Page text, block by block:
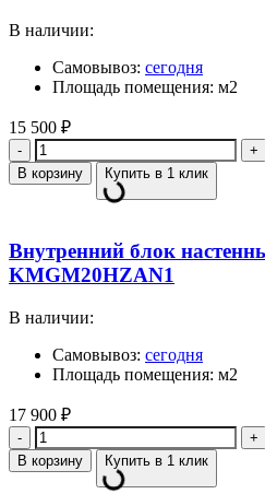
В наличии:
Самовывоз: сегодня
Площадь помещения: м2
15 500 ₽
Количество
В корзину Купить в 1 клик
Внутренний блок
KMGM20HZAN1
В наличии:
Самовывоз: сегодня
Площадь помещения: м2
17 900 ₽
Количество
В корзину Купить в 1 клик